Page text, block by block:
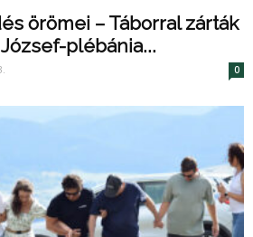
örömei – Táborral zárták
plébánia...
0